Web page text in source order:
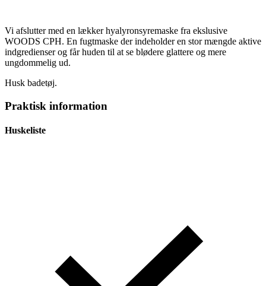
Vi afslutter med en lækker hyalyronsyremaske fra ekslusive
WOODS CPH. En fugtmaske der indeholder en stor mængde aktive
indgredienser og får huden til at se blødere glattere og mere
ungdommelig ud.
Husk badetøj.
Praktisk information
Huskeliste